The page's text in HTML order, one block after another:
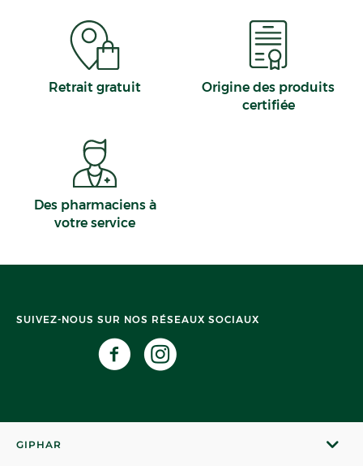
Retrait gratuit
Origine des produits
certifiée
Des pharmaciens à
votre service
SUIVEZ-NOUS SUR NOS RÉSEAUX SOCIAUX
GIPHAR